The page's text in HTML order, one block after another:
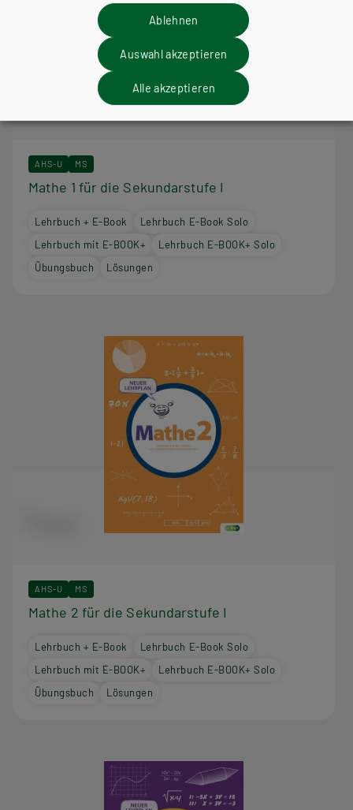
AHS-U MS
Mathe 1 für die Sekundarstufe I
Lehrbuch + E-Book
Lehrbuch E-Book Solo
Lehrbuch mit E-BOOK+
Lehrbuch E-BOOK+ Solo
Übungsbuch
Lösungen
AHS-U MS
Mathe 2 für die Sekundarstufe I
Lehrbuch + E-Book
Lehrbuch E-Book Solo
Lehrbuch mit E-BOOK+
Lehrbuch E-BOOK+ Solo
Übungsbuch
Lösungen
Ablehnen
Auswahl akzeptieren
Alle akzeptieren